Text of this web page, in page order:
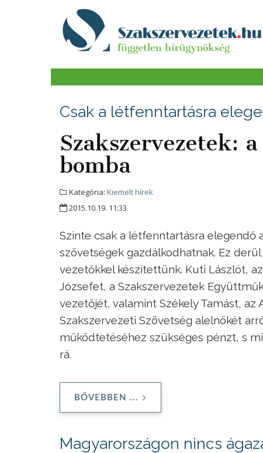
Csak a létfenntartásra
Szakszervezetek:
bomba
Kategória: Kiemelt hírek
2015.10.19. 11:33
Szinte csak a létfenntartásra elegendő
szövetségek gazdálkodhatnak. Ez
vezetőkkel készítettünk. Kuti Lászlót,
Józsefet, a Szakszervezetek
vezetőjét, valamint Székely Tamást,
Szakszervezeti Szövetség alelnökét
működtetéséhez szükséges pénzt, s
rá.
BŐVEBBEN ...
Magyarországon nincs